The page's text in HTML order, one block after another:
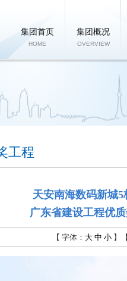
集团首页
HOME
集团概况
OVERVIEW
工程
天安南海数码新城
广东省建设工程优
【 字体： 大 中 小】